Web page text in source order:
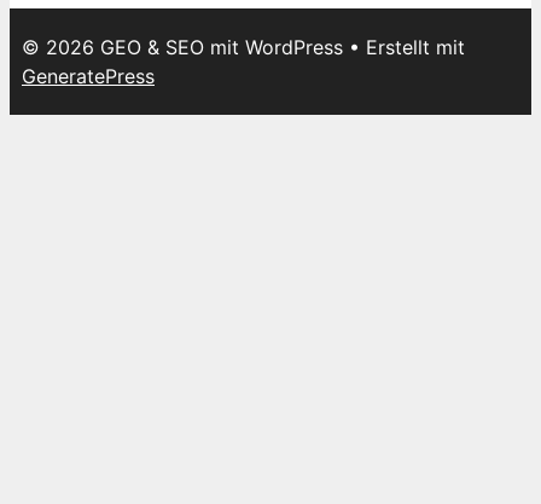
© 2026 GEO & SEO mit WordPress • Erstellt mit
GeneratePress